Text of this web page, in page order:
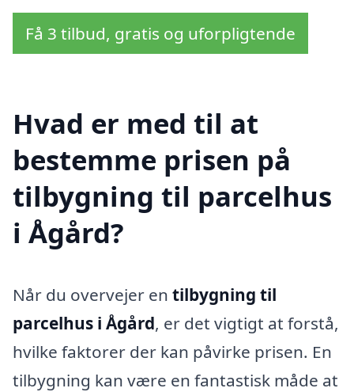
Få 3 tilbud, gratis og uforpligtende
Hvad er med til at
bestemme prisen på
tilbygning til parcelhus
i Ågård?
Når du overvejer en tilbygning til
parcelhus i Ågård, er det vigtigt at forstå,
hvilke faktorer der kan påvirke prisen. En
tilbygning kan være en fantastisk måde at